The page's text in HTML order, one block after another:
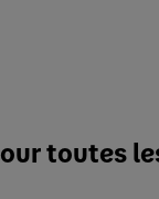
toutes